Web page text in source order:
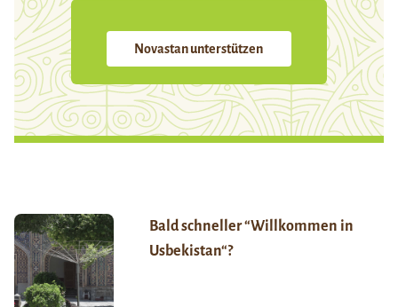
Novastan unterstützen
Bald schneller “Willkommen in
Usbekistan“?